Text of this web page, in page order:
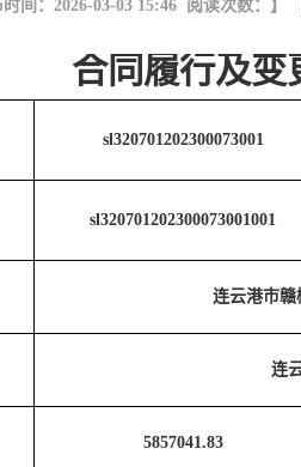
时间：2026-03-03 15:46 阅读次数：】
合同履行及变
sl320701202300073001
sl320701202300073001001
连云港市赣
连
5857041.83